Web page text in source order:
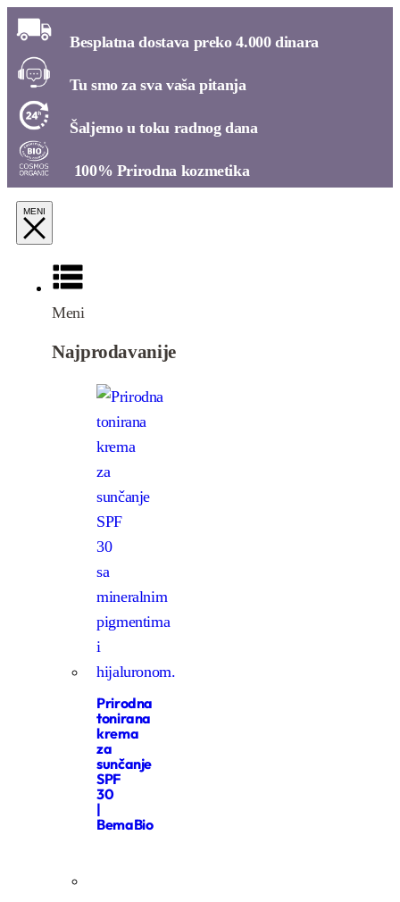
Besplatna dostava preko 4.000 dinara​
Tu smo za sva vaša pitanja​
Šaljemo u toku radnog dana​
100% Prirodna kozmetika​
Meni
Najprodavanije
Prirodna
tonirana
krema
za
sunčanje
SPF
30
|
BemaBio